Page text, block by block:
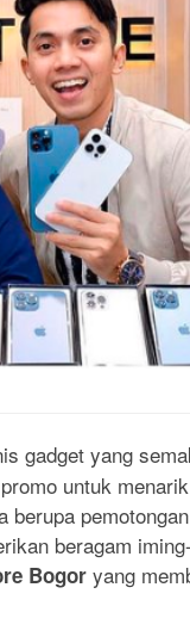
gadget yang
untuk
berupa
beragam
Bogor yang